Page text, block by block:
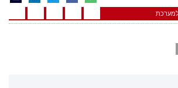
למערכת